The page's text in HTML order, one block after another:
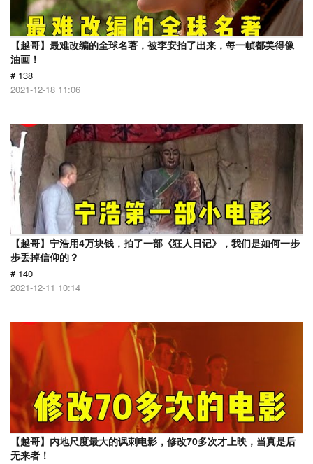
【越哥】最难改编的全球名著，被李安拍了出来，每一帧都美得像
油画！
# 138
2021-12-18 11:06
【越哥】宁浩用4万块钱，拍了一部《狂人日记》，我们是如何一步
步丢掉信仰的？
# 140
2021-12-11 10:14
【越哥】内地尺度最大的讽刺电影，修改70多次才上映，当真是后
无来者！